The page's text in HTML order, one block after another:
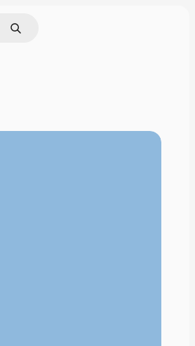
по изображению
Поиск